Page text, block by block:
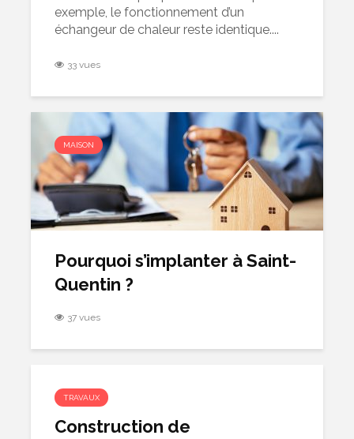
exemple, le fonctionnement d’un
échangeur de chaleur reste identique....
33 vues
MAISON
Pourquoi s’implanter à Saint-
Quentin ?
37 vues
TRAVAUX
Construction de